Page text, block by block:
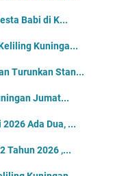
Babi di K...
Kuninga...
Turunkan Stan...
Jumat...
Ada Dua, ...
Tahun 2026 ,...